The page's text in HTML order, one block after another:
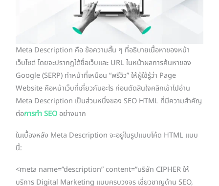
Meta Description คือ ข้อความสั้น ๆ ที่อธิบายเนื้อหาของหน้า
เว็บไซต์ โดยจะปรากฏใต้ชื่อเว็บและ URL ในหน้าผลการค้นหาของ
Google (SERP) ทำหน้าที่เหมือน “พรีวิว” ให้ผู้ใช้รู้ว่า Page
Website คือหน้าเว็บที่เกี่ยวกับอะไร ก่อนตัดสินใจคลิกเข้าไปอ่าน
Meta Description เป็นส่วนหนึ่งของ SEO HTML ที่มีความสำคัญ
ต่อการทำ SEO อย่างมาก
ในเบื้องหลัง Meta Description จะอยู่ในรูปแบบโค้ด HTML แบบ
นี้:
<meta name=”description” content=”บริษัท CIPHER ให้
บริการ Digital Marketing แบบครบวงจร เชี่ยวชาญด้าน SEO,